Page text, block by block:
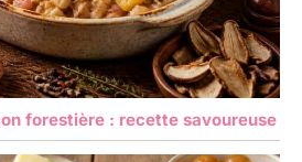
forestière : recette savoureuse